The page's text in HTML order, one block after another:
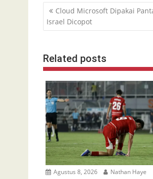
Navigasi
pos
Cloud Microsoft Dipakai
Israel Dicopot
Related posts
Agustus 8, 2026 Nathan Haye